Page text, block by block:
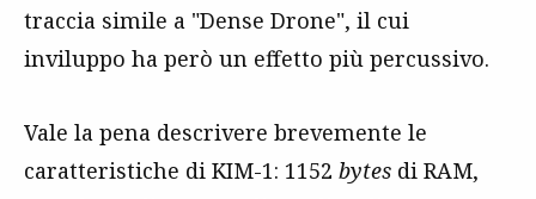
traccia simile a "Dense Drone", il cui
inviluppo ha però un effetto più percussivo.
Vale la pena descrivere brevemente le
caratteristiche di KIM-1: 1152 bytes di RAM,